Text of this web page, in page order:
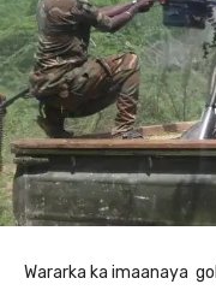
Wararka ka imaanaya